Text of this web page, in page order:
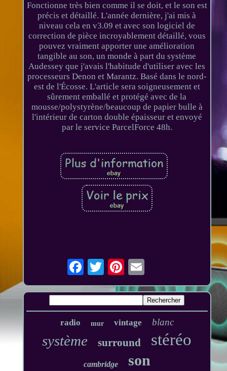
Fonctionne très bien comme il se doit, et le son est
précis et détaillé. L'année dernière, j'ai mis à
niveau cela en v3.09 et avec son logiciel de
correction de pièce incroyablement détaillé, vous
pouvez vraiment apporter une amélioration
tangible au son, un monde à part du système
Audessey que j'avais l'habitude d'utiliser avec les
processeurs Denon et Marantz. Basé dans le nord-
est de l'Écosse. L'article sera soigneusement et
sûrement emballé et protégé avec de la
mousse/polystyrène/beaucoup de papier bulle à
l'intérieur de carton double épaisseur et envoyé
par le service ParcelForce 48h.
radio mur vintage blanc
système surround stéréo
cambridge son